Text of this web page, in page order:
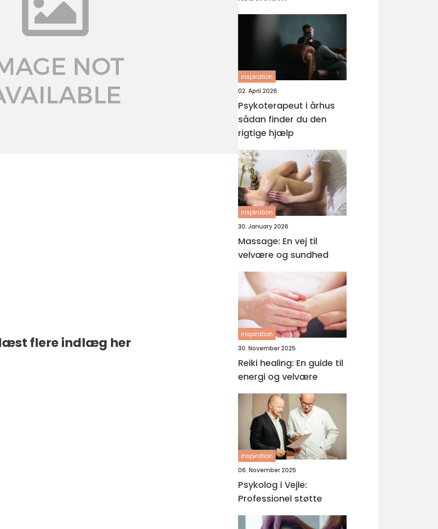
flere indlæg her
inspiration
02. April 2026
Psykoterapeut i århus
sådan finder du den
rigtige hjælp
inspiration
30. January 2026
Massage: En vej til
velvære og sundhed
inspiration
30. November 2025
Reiki healing: En guide til
energi og velvære
inspiration
06. November 2025
Psykolog i Vejle:
Professionel støtte